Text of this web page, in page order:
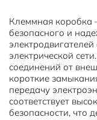
АК4,
ДАЗО4
Клеммная коробка
безопасного и
электрической
соединений от
короткие
передачу
соответствует
безопасности, что